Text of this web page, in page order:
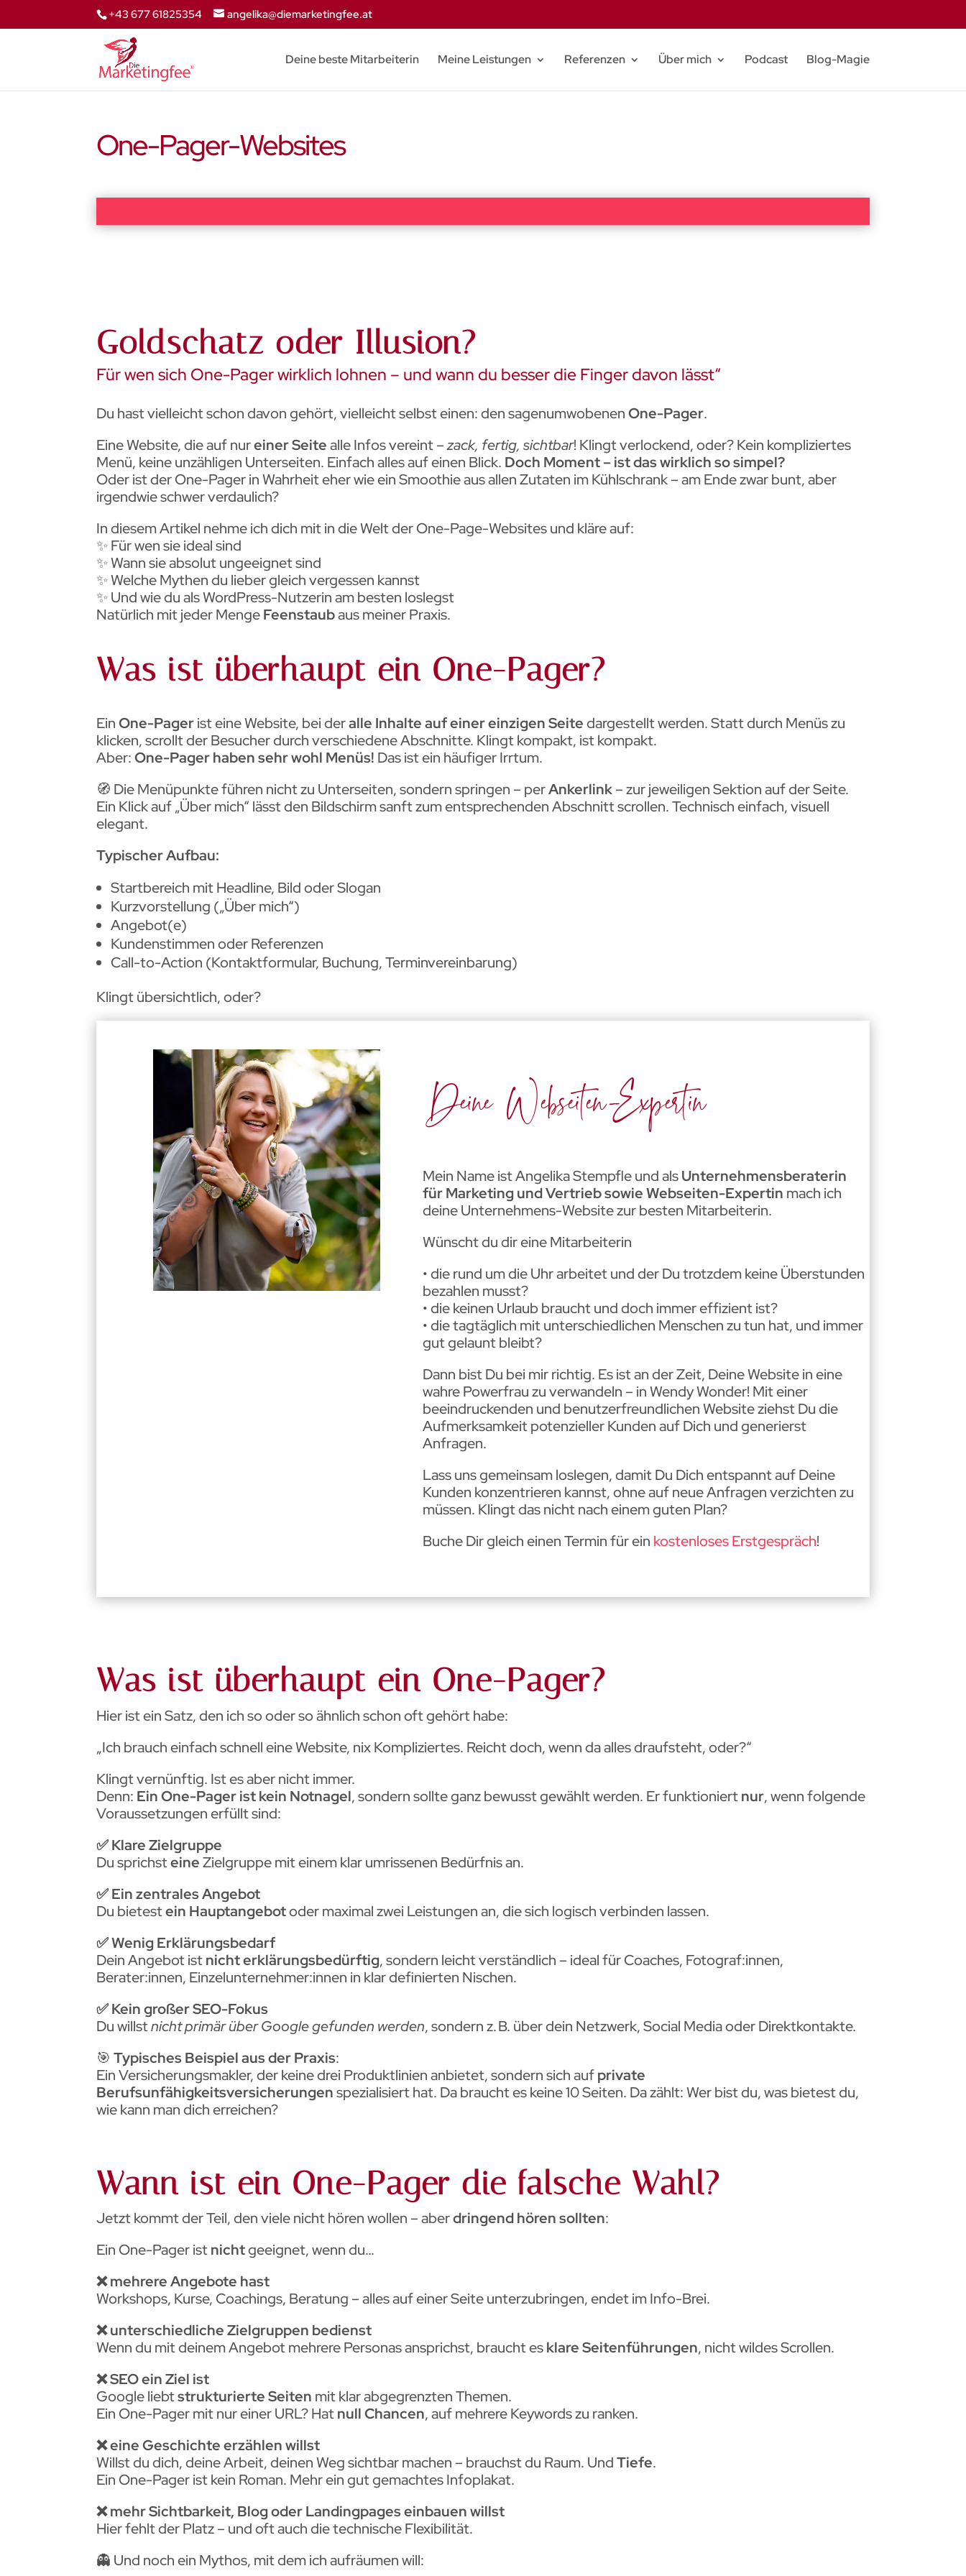
+43 677 61825354 angelika@diemarketingfee.at
Deine beste Mitarbeiterin Meine Leistungen Referenzen Über mich Podcast Blog-Magie
One-Pager-Websites
Goldschatz oder Illusion?
Für wen sich One-Pager wirklich lohnen – und wann du besser die Finger davon lässt“
Du hast vielleicht schon davon gehört, vielleicht selbst einen: den sagenumwobenenOne-Pager.
Eine Website, die auf nureiner Seitealle Infos vereint –zack, fertig, sichtbar! Klingt verlockend, oder? Kein kompliziertes
Menü, keine unzähligen Unterseiten. Einfach alles auf einen Blick. Doch Moment – ist das wirklich so simpel?
Oder ist der One-Pager in Wahrheit eher wie ein Smoothie aus allen Zutaten im Kühlschrank – am Ende zwar bunt, aber
irgendwie schwer verdaulich?
In diesem Artikel nehme ich dich mit in die Welt der One-Page-Websites und kläre auf:
✨ Für wen sie ideal sind
✨ Wann sie absolut ungeeignet sind
✨ Welche Mythen du lieber gleich vergessen kannst
✨ Und wie du als WordPress-Nutzerin am besten loslegst
Natürlich mit jeder MengeFeenstaubaus meiner Praxis.
Was ist überhaupt ein One-Pager?
EinOne-Pagerist eine Website, bei deralle Inhalte auf einer einzigen Seitedargestellt werden. Statt durch Menüs zu
klicken, scrollt der Besucher durch verschiedene Abschnitte. Klingt kompakt, ist kompakt.
Aber:One-Pager haben sehr wohl Menüs! Das ist ein häufiger Irrtum.
🧭 Die Menüpunkte führen nicht zu Unterseiten, sondern springen – perAnkerlink– zur jeweiligen Sektion auf der Seite.
Ein Klick auf „Über mich“ lässt den Bildschirm sanft zum entsprechenden Abschnitt scrollen. Technisch einfach, visuell
elegant.
Typischer Aufbau:
Startbereich mit Headline, Bild oder Slogan
Kurzvorstellung („Über mich“)
Angebot(e)
Kundenstimmen oder Referenzen
Call-to-Action (Kontaktformular, Buchung, Terminvereinbarung)
Klingt übersichtlich, oder?
Deine Webseiten-Expertin
Mein Name ist Angelika Stempfle und alsUnternehmensberaterin
für Marketing und Vertrieb sowie Webseiten-Expertin mach ich
deine Unternehmens-Website zur besten Mitarbeiterin.
Wünscht du dir eine Mitarbeiterin
• die rund um die Uhr arbeitet und der Du trotzdem keine Überstunden
bezahlen musst?
• die keinen Urlaub braucht und doch immer effizient ist?
• die tagtäglich mit unterschiedlichen Menschen zu tun hat, und immer
gut gelaunt bleibt?
Dann bist Du bei mir richtig. Es ist an der Zeit, Deine Website in eine
wahre Powerfrau zu verwandeln – in Wendy Wonder! Mit einer
beeindruckenden und benutzerfreundlichen Website ziehst Du die
Aufmerksamkeit potenzieller Kunden auf Dich und generierst
Anfragen.
Lass uns gemeinsam loslegen, damit Du Dich entspannt auf Deine
Kunden konzentrieren kannst, ohne auf neue Anfragen verzichten zu
müssen. Klingt das nicht nach einem guten Plan?
Buche Dir gleich einen Termin für ein kostenloses Erstgespräch!
Was ist überhaupt ein One-Pager?
Hier ist ein Satz, den ich so oder so ähnlich schon oft gehört habe:
„Ich brauch einfach schnell eine Website, nix Kompliziertes. Reicht doch, wenn da alles draufsteht, oder?“
Klingt vernünftig. Ist es aber nicht immer.
Denn: Ein One-Pager ist kein Notnagel, sondern sollte ganz bewusst gewählt werden. Er funktioniertnur, wenn folgende
Voraussetzungen erfüllt sind:
✅ Klare Zielgruppe
Du sprichsteineZielgruppe mit einem klar umrissenen Bedürfnis an.
✅ Ein zentrales Angebot
Du bietestein Hauptangebotoder maximal zwei Leistungen an, die sich logisch verbinden lassen.
✅ Wenig Erklärungsbedarf
Dein Angebot istnicht erklärungsbedürftig, sondern leicht verständlich – ideal für Coaches, Fotograf:innen,
Berater:innen, Einzelunternehmer:innen in klar definierten Nischen.
✅ Kein großer SEO-Fokus
Du willstnicht primär über Google gefunden werden, sondern z. B. über dein Netzwerk, Social Media oder Direktkontakte.
🎯Typisches Beispiel aus der Praxis:
Ein Versicherungsmakler, der keine drei Produktlinien anbietet, sondern sich aufprivate
Berufsunfähigkeitsversicherungenspezialisiert hat. Da braucht es keine 10 Seiten. Da zählt: Wer bist du, was bietest du,
wie kann man dich erreichen?
Wann ist ein One-Pager die falsche Wahl?
Jetzt kommt der Teil, den viele nicht hören wollen – aberdringend hören sollten:
Ein One-Pager istnichtgeeignet, wenn du…
❌ mehrere Angebote hast
Workshops, Kurse, Coachings, Beratung – alles auf einer Seite unterzubringen, endet im Info-Brei.
❌ unterschiedliche Zielgruppen bedienst
Wenn du mit deinem Angebot mehrere Personas ansprichst, braucht esklare Seitenführungen, nicht wildes Scrollen.
❌ SEO ein Ziel ist
Google liebtstrukturierte Seiten mit klar abgegrenzten Themen.
Ein One-Pager mit nur einer URL? Hatnull Chancen, auf mehrere Keywords zu ranken.
❌ eine Geschichte erzählen willst
Willst du dich, deine Arbeit, deinen Weg sichtbar machen – brauchst du Raum. UndTiefe.
Ein One-Pager ist kein Roman. Mehr ein gut gemachtes Infoplakat.
❌ mehr Sichtbarkeit, Blog oder Landingpages einbauen willst
Hier fehlt der Platz – und oft auch die technische Flexibilität.
👻 Und noch ein Mythos, mit dem ich aufräumen will: